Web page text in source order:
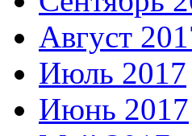
Август
Июль 2017
Июнь 2017